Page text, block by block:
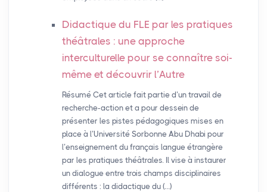
Didactique du FLE par les pratiques
théâtrales : une approche
interculturelle pour se connaître soi-
même et découvrir l’Autre
Résumé Cet article fait partie d’un travail de
recherche-action et a pour dessein de
présenter les pistes pédagogiques mises en
place à l’Université Sorbonne Abu Dhabi pour
l’enseignement du français langue étrangère
par les pratiques théâtrales. Il vise à instaurer
un dialogue entre trois champs disciplinaires
différents : la didactique du (…)